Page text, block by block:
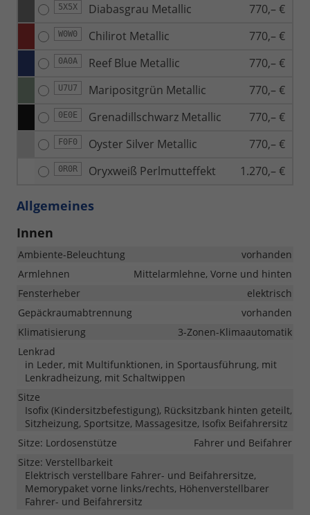
5X5X Diabasgrau Metallic 770,– €
W0W0 Chilirot Metallic 770,– €
0A0A Reef Blue Metallic 770,– €
U7U7 Maripositgrün Metallic 770,– €
0E0E Grenadillschwarz Metallic 770,– €
F0F0 Oyster Silver Metallic 770,– €
0R0R Oryxweiß Perlmutteffekt 1.270,– €
Allgemeines
Innen
Ambiente-Beleuchtung
vorhanden
Armlehnen
Mittelarmlehne, Vorne und hinten
Fensterheber
elektrisch
Gepäckraumabtrennung
vorhanden
Klimatisierung
3-Zonen-Klimaautomatik
Lenkrad
in Leder, mit Multifunktionen, in Sportausführung, mit
Lenkradheizung, mit Schaltwippen
Sitze
Isofix (Kindersitzbefestigung), Rücksitzbank hinten geteilt,
Sitzheizung, Sportsitze, Massagesitze, Isofix Beifahrersitz
Sitze: Lordosenstütze
Fahrer und Beifahrer
Sitze: Verstellbarkeit
Elektrisch verstellbare Fahrer- und Beifahrersitze,
Memorypaket vorne links/rechts, Höhenverstellbarer
Fahrer- und Beifahrersitz